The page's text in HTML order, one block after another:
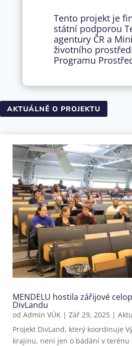
Tento projekt je
státní podporou
agentury ČR a
životního
Programu
AKTUÁLNĚ O PROJEKTU
MENDELU hostila zářijové
DivLandu
od Admin VÚK | Zář 29, 2025 |
Projekt DivLand, který koordinuje
krajinu, není jen o bádání v terénu